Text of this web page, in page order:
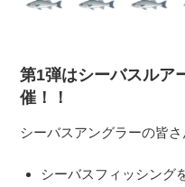
第1弾はシーバスルア
催！！
シーバスアングラーの皆
シーバスフィッシング